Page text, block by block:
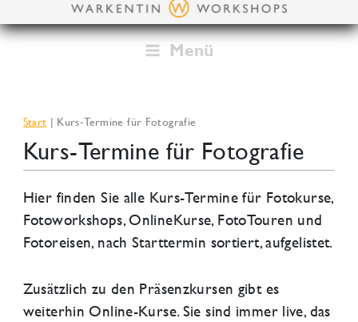
Inhalt
Menü
Start Kurs-Termine für Fotografie
Kurs-Termine für Fotografie
Hier finden Sie alle Kurs-Termine für Fotokurse,
Fotoworkshops, OnlineKurse, FotoTouren und
Fotoreisen, nach Starttermin sortiert, aufgelistet.
Zusätzlich zu den Präsenzkursen gibt es
weiterhin Online-Kurse. Sie sind immer live, das